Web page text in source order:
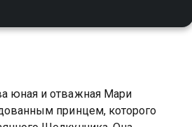
юная и отважная Мари
принцем, которого